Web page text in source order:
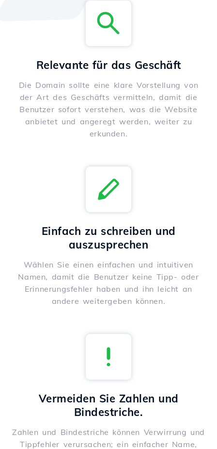
Relevante für das Geschäft
Die Domain sollte eine klare Vorstellung von
der Art des Geschäfts vermitteln, damit die
Benutzer sofort verstehen, was die Website
anbietet und angeregt werden, weiter zu
erkunden.
Einfach zu schreiben und
auszusprechen
Wählen Sie einen einfachen und intuitiven
Namen, damit die Benutzer keine Tipp- oder
Erinnerungsfehler haben und ihn leicht an
andere weitergeben können.
Vermeiden Sie Zahlen und
Bindestriche.
Zahlen und Bindestriche können Verwirrung und
Tippfehler verursachen; ein einfacher Name,